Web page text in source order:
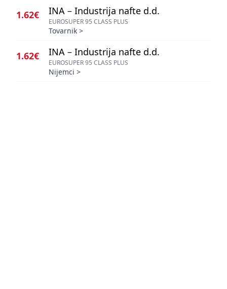
1.62€ INA – Industrija nafte d.d.
EUROSUPER 95 CLASS PLUS
Tovarnik >
1.62€ INA – Industrija nafte d.d.
EUROSUPER 95 CLASS PLUS
Nijemci >